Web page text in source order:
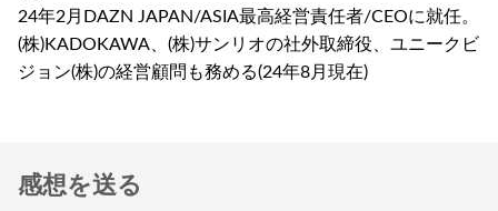
24年2月DAZN JAPAN/ASIA最高経営責任者/CEOに就任。
(株)KADOKAWA、(株)サンリオの社外取締役、ユニークビ
ジョン(株)の経営顧問も務める(24年8月現在)
感想を送る